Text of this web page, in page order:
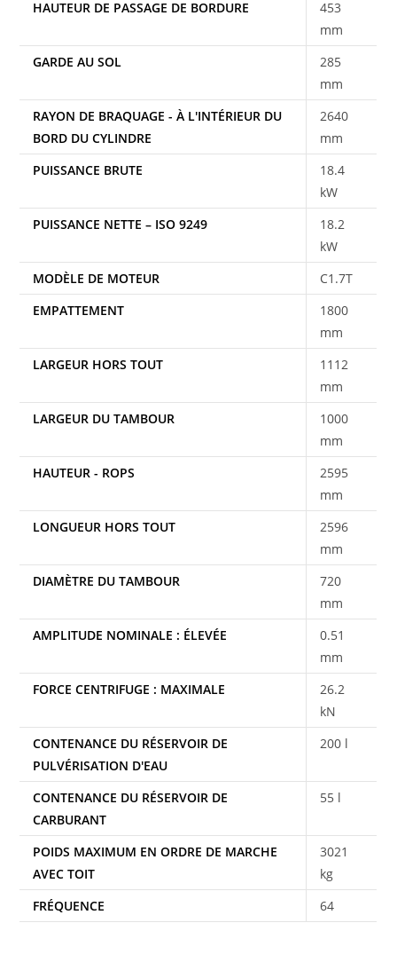
HAUTEUR DE PASSAGE DE BORDURE
453
mm
GARDE AU SOL
285
mm
RAYON DE BRAQUAGE - À L'INTÉRIEUR DU
BORD DU CYLINDRE
2640
mm
PUISSANCE BRUTE
18.4
kW
PUISSANCE NETTE – ISO 9249
18.2
kW
MODÈLE DE MOTEUR
C1.7T
EMPATTEMENT
1800
mm
LARGEUR HORS TOUT
1112
mm
LARGEUR DU TAMBOUR
1000
mm
HAUTEUR - ROPS
2595
mm
LONGUEUR HORS TOUT
2596
mm
DIAMÈTRE DU TAMBOUR
720
mm
AMPLITUDE NOMINALE : ÉLEVÉE
0.51
mm
FORCE CENTRIFUGE : MAXIMALE
26.2
kN
CONTENANCE DU RÉSERVOIR DE
PULVÉRISATION D'EAU
200 l
CONTENANCE DU RÉSERVOIR DE
CARBURANT
55 l
POIDS MAXIMUM EN ORDRE DE MARCHE
AVEC TOIT
3021
kg
FRÉQUENCE
64